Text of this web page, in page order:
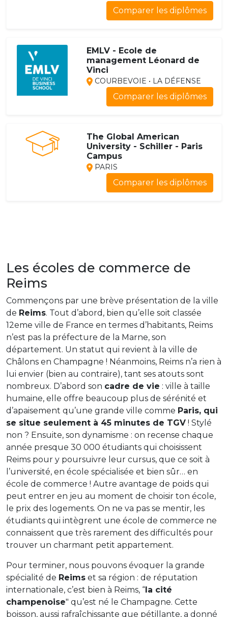
Comparer les diplômes
EMLV - Ecole de
management Léonard de
Vinci
COURBEVOIE • LA DÉFENSE
Comparer les diplômes
The Global American
University - Schiller - Paris
Campus
PARIS
Comparer les diplômes
Les écoles de commerce de
Reims
Commençons par une brève présentation de la ville
de Reims. Tout d’abord, bien qu’elle soit classée
12eme ville de France en termes d’habitants, Reims
n’est pas la préfecture de la Marne, son
département. Un statut qui revient à la ville de
Châlons en Champagne ! Néanmoins, Reims n’a rien à
lui envier (bien au contraire), tant ses atouts sont
nombreux. D’abord son cadre de vie : ville à taille
humaine, elle offre beaucoup plus de sérénité et
d’apaisement qu’une grande ville comme Paris, qui
se situe seulement à 45 minutes de TGV ! Stylé
non ? Ensuite, son dynamisme : on recense chaque
année presque 30 000 étudiants qui choisissent
Reims pour y poursuivre leur cursus, que ce soit à
l’université, en école spécialisée et bien sûr… en
école de commerce ! Autre avantage de poids qui
peut entrer en jeu au moment de choisir ton école,
le prix des logements. On ne va pas se mentir, les
étudiants qui intègrent une école de commerce ne
connaissent que très rarement des difficultés pour
trouver un charmant petit appartement.
Pour terminer, nous pouvons évoquer la grande
spécialité de Reims et sa région : de réputation
internationale, c’est bien à Reims, “la cité
champenoise" qu’est né le Champagne. Cette
boisson, aussi rafraîchissante que pétillante, a donné